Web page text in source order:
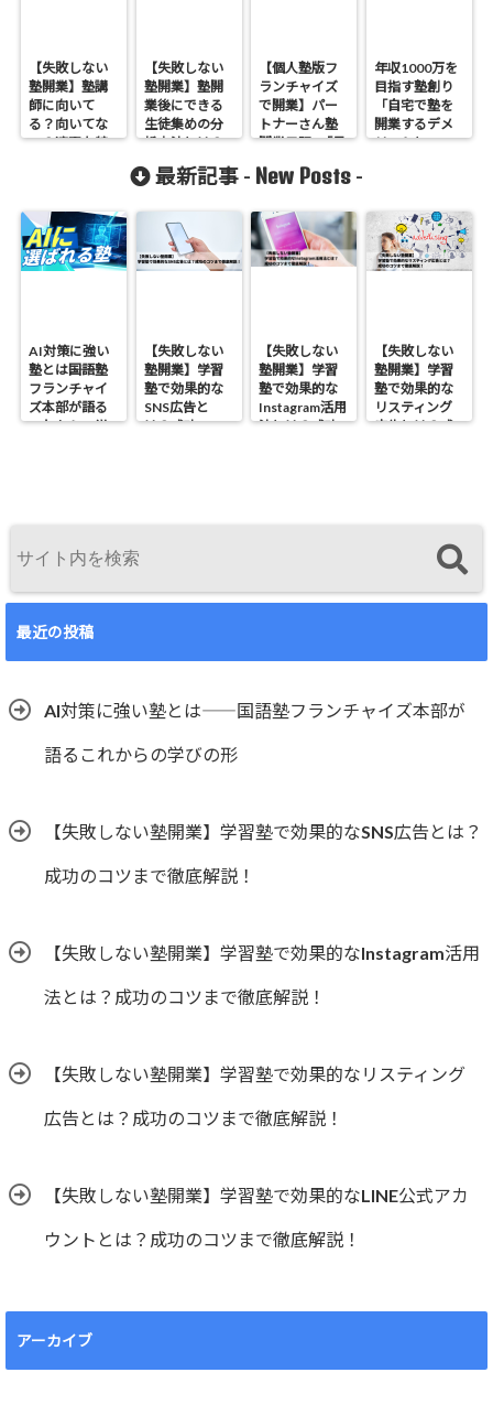
【失敗しない
塾開業】塾講
師に向いて
る？向いてな
い？適正な特
【失敗しない
塾開業】塾開
業後にできる
生徒集めの分
析方法とは？
い原因や改善
【個人塾版フ
ランチャイズ
で開業】パー
トナーさん塾
開業日記2「最
年収1000万を
目指す塾創り
「自宅で塾を
開業するデメ
リットと
最新記事 - New Posts -
AI対策に強い
塾とは――国語塾
フランチャイ
ズ本部が語る
これからの学
【失敗しない
塾開業】学習
塾で効果的な
SNS広告と
は？成功のコ
【失敗しない
塾開業】学習
塾で効果的な
Instagram活用
法とは？成功
【失敗しない
塾開業】学習
塾で効果的な
リスティング
広告とは？成
最近の投稿
AI対策に強い塾とは――国語塾フランチャイズ本部が
語るこれからの学びの形
【失敗しない塾開業】学習塾で効果的なSNS広告とは？
成功のコツまで徹底解説！
【失敗しない塾開業】学習塾で効果的なInstagram活用
法とは？成功のコツまで徹底解説！
【失敗しない塾開業】学習塾で効果的なリスティング
広告とは？成功のコツまで徹底解説！
【失敗しない塾開業】学習塾で効果的なLINE公式アカ
ウントとは？成功のコツまで徹底解説！
アーカイブ